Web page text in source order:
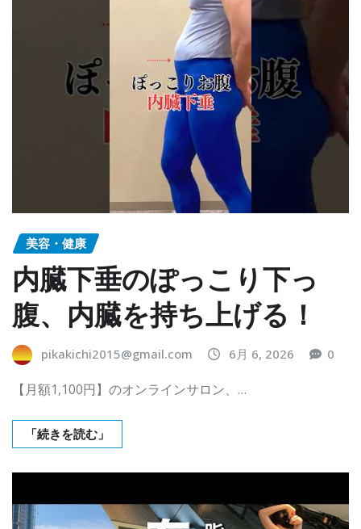
美容・健康
内臓下垂のぽっこり下っ
腹、内臓を持ち上げる！
pikakichi2015@gmail.com 6月 6, 2026 0
【月額1,100円】のオンラインサロン、…
「続きを読む」